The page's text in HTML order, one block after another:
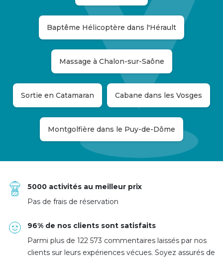
Baptême Hélicoptère dans l'Hérault
Massage à Chalon-sur-Saône
Sortie en Catamaran Cabane dans les Vosges
Montgolfière dans le Puy-de-Dôme
5000 activités au meilleur prix
Pas de frais de réservation
96% de nos clients sont satisfaits
Parmi plus de 122 573 commentaires laissés par nos
clients sur leurs expériences vécues. Soyez assurés de